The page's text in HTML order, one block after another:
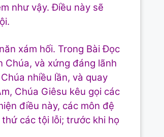
như vậy. Điều này sẽ
xám hối. Trong Bài Đọc
Chúa, và xứng đáng lãnh
nhiều lần, và quay
Chúa Giêsu kêu gọi các
điều này, các môn đệ
các tội lỗi; trước khi họ